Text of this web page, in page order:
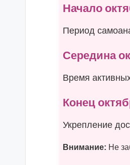
Начало
Период
Середина
Время
Конец
Укрепление
Внимание: Не